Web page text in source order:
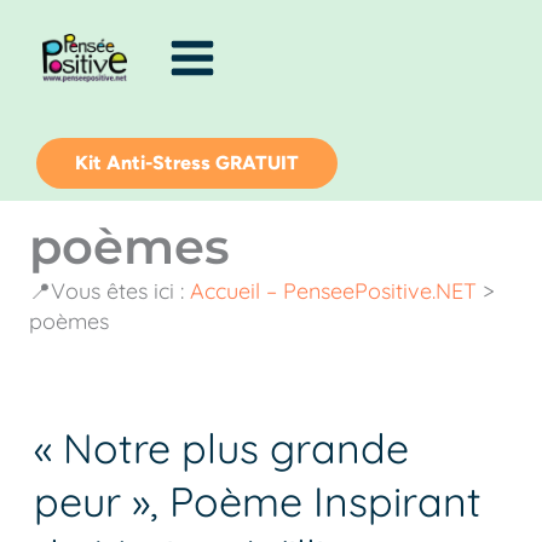
contenu
Kit Anti-Stress GRATUIT
poèmes
📍Vous êtes ici : Accueil – PenseePositive.NET >
poèmes
« Notre plus grande
peur », Poème Inspirant
« Notre
plus
grande